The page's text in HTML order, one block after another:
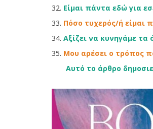
32. Είμαι πάντα εδώ για
33. Πόσο τυχερός/ή είμαι
34. Αξίζει να κυνηγάμε τα
35. Μου αρέσει ο τρόπος
Αυτό το άρθρο